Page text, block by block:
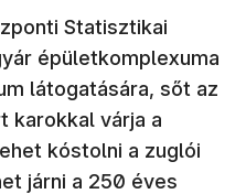
Statisztikai
épületkomplexuma
látogatására, sőt az
karokkal várja a
kóstolni a zuglói
járni a 250 éves